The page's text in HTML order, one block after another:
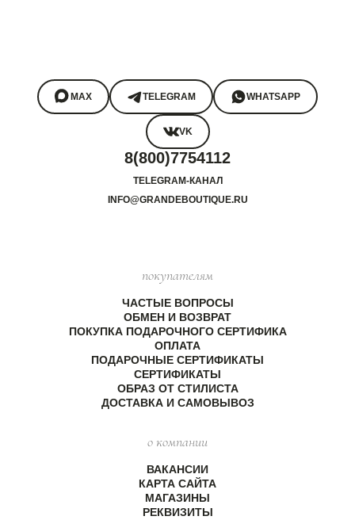
MAX TELEGRAM WHATSAPP
VK
8(800)7754112
TELEGRAM-КАНАЛ
INFO@GRANDEBOUTIQUE.RU
покупателям
ЧАСТЫЕ ВОПРОСЫ
ОБМЕН И ВОЗВРАТ
ПОКУПКА ПОДАРОЧНОГО СЕРТИФИКА
ОПЛАТА
ПОДАРОЧНЫЕ СЕРТИФИКАТЫ
СЕРТИФИКАТЫ
ОБРАЗ ОТ СТИЛИСТА
ДОСТАВКА И САМОВЫВОЗ
о компании
ВАКАНСИИ
КАРТА САЙТА
МАГАЗИНЫ
РЕКВИЗИТЫ